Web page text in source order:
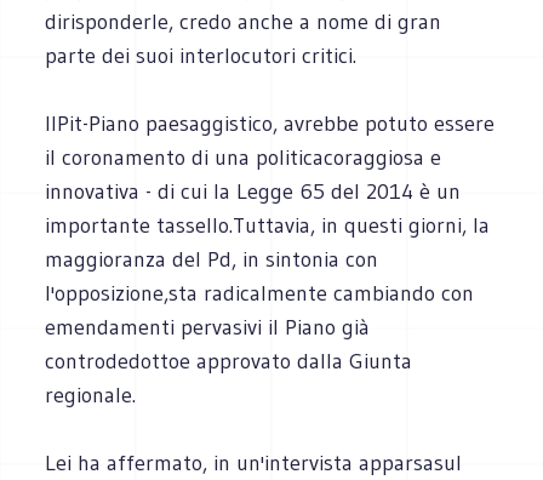
dirisponderle, credo anche a nome di gran
parte dei suoi interlocutori critici.
IlPit-Piano paesaggistico, avrebbe potuto essere
il coronamento di una politicacoraggiosa e
innovativa - di cui la Legge 65 del 2014 è un
importante tassello.Tuttavia, in questi giorni, la
maggioranza del Pd, in sintonia con
l'opposizione,sta radicalmente cambiando con
emendamenti pervasivi il Piano già
controdedottoe approvato dalla Giunta
regionale.
Lei ha affermato, in un'intervista apparsasul